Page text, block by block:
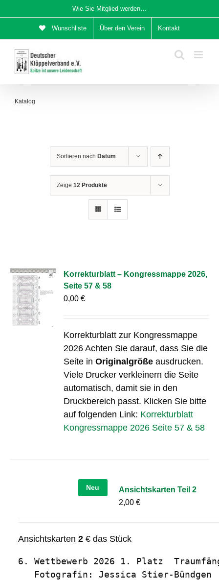
Inhalt
Wie Sie Mitglied werden…
Wunschliste Über den Verein Kontakt
Katalog
Sortieren nach Datum
Zeige 12 Produkte
Korrekturblatt – Kongressmappe 2026,
Seite 57 & 58
0,00€
Korrekturblatt zur Kongressmappe
2026 Achten Sie darauf, dass Sie die
Seite inOriginalgröße ausdrucken.
Viele Drucker verkleinern die Seite
automatisch, damit sie in den
Druckbereich passt. Klicken Sie bitte
auf folgenden Link: Korrekturblatt
Kongressmappe 2026 Seite 57 & 58
Neu
Ansichtskarten Teil 2
2,00 €
Ansichtskarten 2€ das Stück
6. Wettbewerb 2026 1. Platz
   Fotografin: Jessica Stier-Bündgen